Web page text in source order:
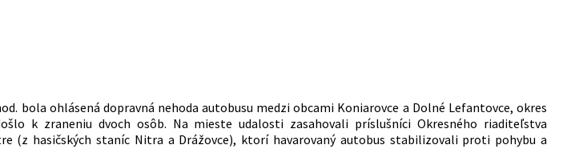
bola ohlásená dopravná nehoda autobusu medzi obcami Koniarovce a Dolné Lefantovce, okres
k zraneniu dvoch osôb. Na mieste udalosti zasahovali príslušníci Okresného riaditeľstva
(z hasičských staníc Nitra a Drážovce), ktorí havarovaný autobus stabilizovali proti pohybu a